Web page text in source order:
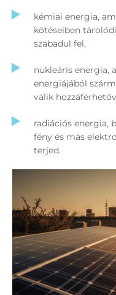
kémiai energia,
kötéseiben
szabadul fel,
nukleáris energia,
energiájából
válik
radiációs energia,
fény és más
terjed.